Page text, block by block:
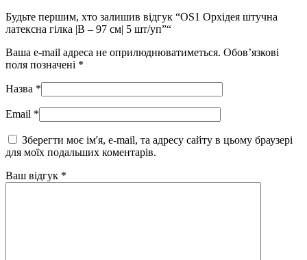
Будьте першим, хто залишив відгук “OS1 Орхідея штучна
латексна гілка |В – 97 см| 5 шт/уп”“
Ваша e-mail адреса не оприлюднюватиметься. Обов’язкові
поля позначені *
Назва *
Email *
Зберегти моє ім'я, e-mail, та адресу сайту в цьому браузері
для моїх подальших коментарів.
Ваш відгук *